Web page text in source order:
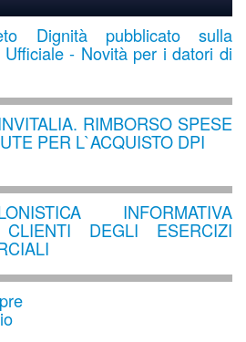
Dignità pubblicato sulla
Ufficiale - Novità per i datori di
RIMBORSO SPESE
PER L`ACQUISTO DPI
INFORMATIVA
DEGLI ESERCIZI